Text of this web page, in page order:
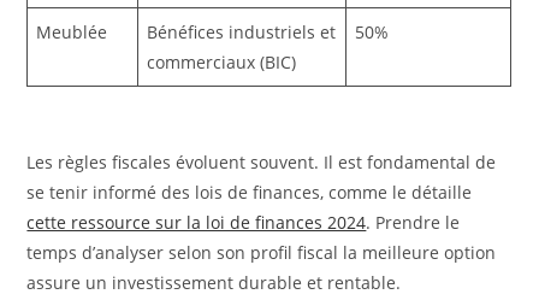
Meublée
Bénéfices industriels et
commerciaux (BIC)
50%
Les règles fiscales évoluent souvent. Il est fondamental de
se tenir informé des lois de finances, comme le détaille
cette ressource sur la loi de finances 2024. Prendre le
temps d’analyser selon son profil fiscal la meilleure option
assure un investissement durable et rentable.